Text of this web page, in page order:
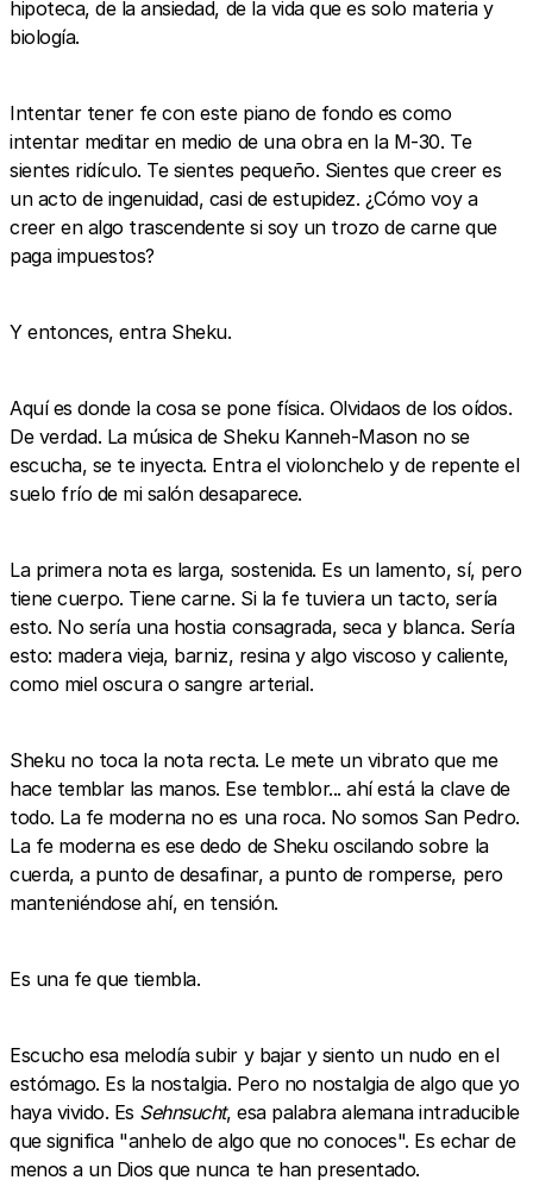
hipoteca, de la ansiedad, de la vida que es solo materia y
biología.
Intentar tener fe con este piano de fondo es como
intentar meditar en medio de una obra en la M-30. Te
sientes ridículo. Te sientes pequeño. Sientes que creer es
un acto de ingenuidad, casi de estupidez. ¿Cómo voy a
creer en algo trascendente si soy un trozo de carne que
paga impuestos?
Y entonces, entra Sheku.
Aquí es donde la cosa se pone física. Olvidaos de los oídos.
De verdad. La música de Sheku Kanneh-Mason no se
escucha, se te inyecta. Entra el violonchelo y de repente el
suelo frío de mi salón desaparece.
La primera nota es larga, sostenida. Es un lamento, sí, pero
tiene cuerpo. Tiene carne. Si la fe tuviera un tacto, sería
esto. No sería una hostia consagrada, seca y blanca. Sería
esto: madera vieja, barniz, resina y algo viscoso y caliente,
como miel oscura o sangre arterial.
Sheku no toca la nota recta. Le mete un vibrato que me
hace temblar las manos. Ese temblor... ahí está la clave de
todo. La fe moderna no es una roca. No somos San Pedro.
La fe moderna es ese dedo de Sheku oscilando sobre la
cuerda, a punto de desafinar, a punto de romperse, pero
manteniéndose ahí, en tensión.
Es una fe que tiembla.
Escucho esa melodía subir y bajar y siento un nudo en el
estómago. Es la nostalgia. Pero no nostalgia de algo que yo
haya vivido. Es Sehnsucht, esa palabra alemana intraducible
que significa "anhelo de algo que no conoces". Es echar de
menos a un Dios que nunca te han presentado.